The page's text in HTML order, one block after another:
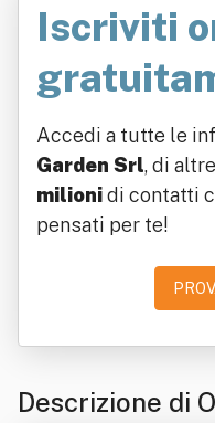
Iscriviti
Accedi a tutte le
Garden Srl, di altre
milionidi contatti
pensati per te!
Descrizione di